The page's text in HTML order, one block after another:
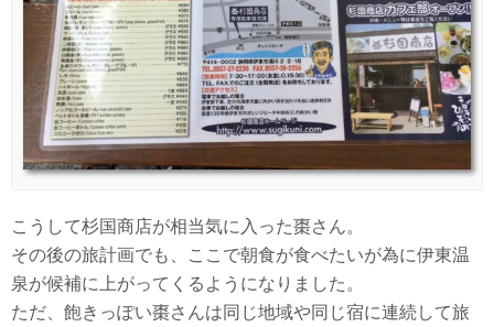
こうして杉国商店が相当気に入った棗さん。
その後の旅計画でも、ここで朝食が食べたいが為に伊東温
泉が候補に上がってくるようになりました。
ただ、飽きっぽい棗さんは同じ地域や同じ宿に連続して旅